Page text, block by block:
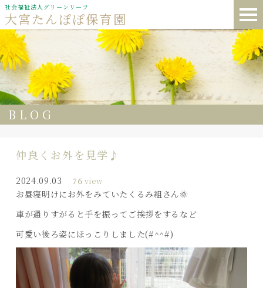
社会福祉法人グリーンリーフ
大宮たんぽぽ保育園
BLOG
仲良くお外を見学♪
2024.09.03 76 view
お昼寝明けにお外をみていたくるみ組さん🌞
車が通りすがると手を振ってご挨拶をするなど
可愛い後ろ姿にほっこりしました(#^^#)